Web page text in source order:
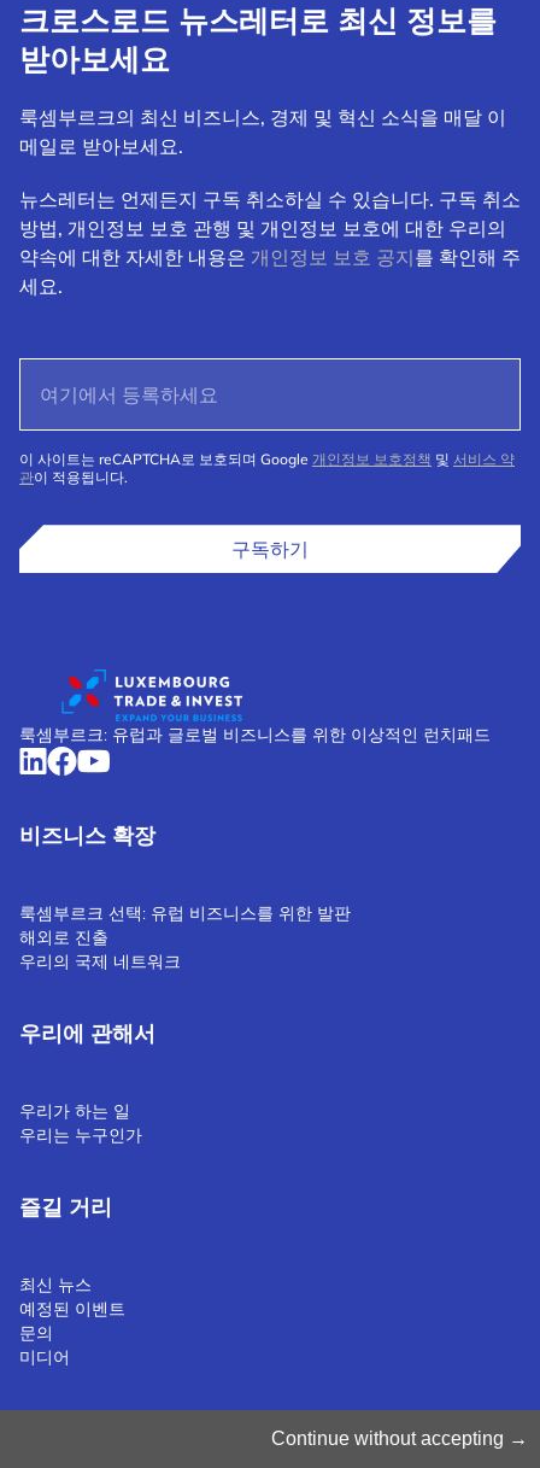
크로스로드 뉴스레터로 최신 정보를
받아보세요
룩셈부르크의 최신 비즈니스, 경제 및 혁신 소식을 매달 이
메일로 받아보세요.
뉴스레터는 언제든지 구독 취소하실 수 있습니다. 구독 취소
방법, 개인정보 보호 관행 및 개인정보 보호에 대한 우리의
약속에 대한 자세한 내용은 개인정보 보호 공지를 확인해 주
세요.
이 사이트는 reCAPTCHA로 보호되며 Google 개인정보 보호정책 및 서비스 약
관이 적용됩니다.
구독하기
룩셈부르크: 유럽과 글로벌 비즈니스를 위한 이상적인 런치패드
비즈니스 확장
룩셈부르크 선택: 유럽 비즈니스를 위한 발판
해외로 진출
우리의 국제 네트워크
우리에 관해서
우리가 하는 일
우리는 누구인가
즐길 거리
최신 뉴스
예정된 이벤트
문의
미디어
Continue without accepting